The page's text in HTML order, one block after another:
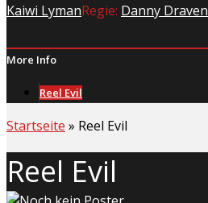
Kaiwi LymanRegie: Danny Draven
More Info
Reel Evil
Startseite » Reel Evil
Reel Evil